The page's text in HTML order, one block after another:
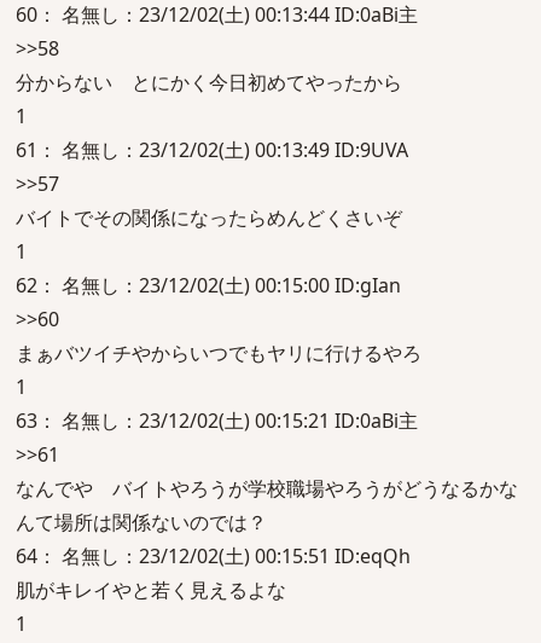
60： 名無し：23/12/02(土) 00:13:44 ID:0aBi主
>>58
分からない とにかく今日初めてやったから
1
61： 名無し：23/12/02(土) 00:13:49 ID:9UVA
>>57
バイトでその関係になったらめんどくさいぞ
1
62： 名無し：23/12/02(土) 00:15:00 ID:gIan
>>60
まぁバツイチやからいつでもヤリに行けるやろ
1
63： 名無し：23/12/02(土) 00:15:21 ID:0aBi主
>>61
なんでや バイトやろうが学校職場やろうがどうなるかな
んて場所は関係ないのでは？
64： 名無し：23/12/02(土) 00:15:51 ID:eqQh
肌がキレイやと若く見えるよな
1